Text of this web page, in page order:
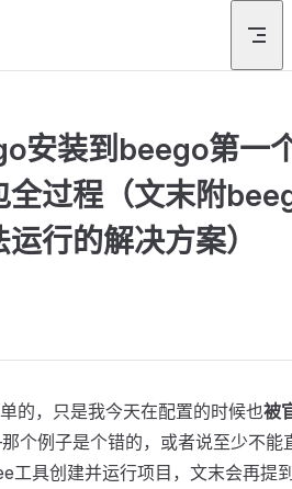
安装到beego第一
全过程（文末附
行的解决方案）
的，只是我今天在配置的时候也被
个例子是个错的，或者说至少不能
工具创建并运行项目，文末会再提